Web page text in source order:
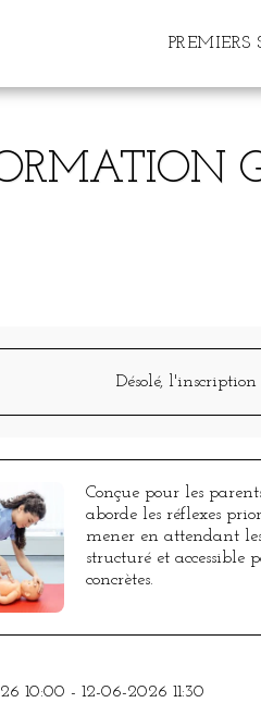
PREMIERS
Désolé, l'inscription
Conçue pour les
aborde les réflexes
mener en attendant
structuré et accessible
concrètes.
10:00 - 12-06-2026 11:30